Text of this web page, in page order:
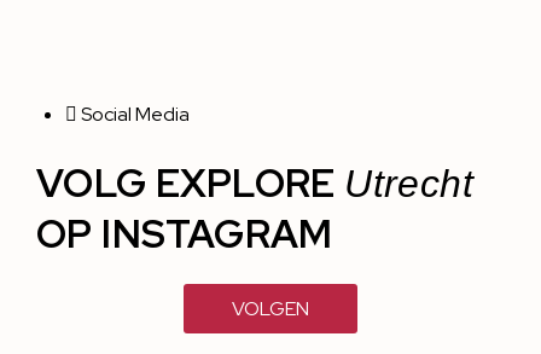
Social Media
VOLG EXPLORE Utrecht
OP INSTAGRAM
VOLGEN